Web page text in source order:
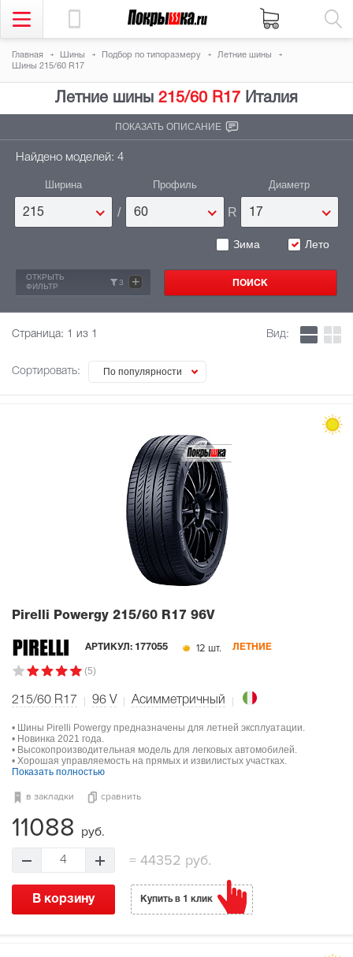
Главная Шины Подбор по типоразмеру
Летние шины
Шины 215/60 R17
Летние шины 215/60 R17 Италия
ПОКАЗАТЬ ОПИСАНИЕ
Найдено моделей: 4
Ширина
215 /
Профиль
60 R
Диаметр
17
Зима Лето
ОТКРЫТЬ
ФИЛЬТР
3 +
Страница: 1 из 1
Сортировать: По популярности
Вид:
Pirelli Powergy 215/60 R17 96V
АРТИКУЛ: 177055 12 шт. ЛЕТНИЕ
(5)
215/60 R17 96 V Асимметричный
• Шины Pirelli Powergy предназначены для летней эксплуатации.
• Новинка 2021 года.
• Высокопроизводительная модель для легковых автомобилей.
• Хорошая управляемость на прямых и извилистых участках.
Показать полностью
в закладки сравнить
11088 руб.
4 =44352 руб.
В корзину Купить в 1 клик